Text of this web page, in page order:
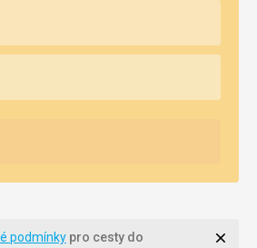
podmínky pro cesty do